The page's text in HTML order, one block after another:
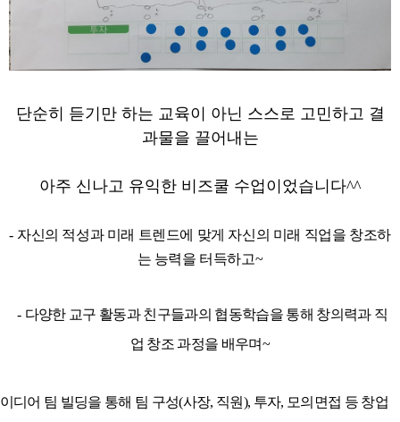
단순히 듣기만 하는 교육이 아닌 스스로 고민하고 결
과물을 끌어내는
아주 신나고 유익한 비즈쿨 수업이었습니다^^
- 자신의 적성과 미래 트렌드에 맞게 자신의 미래 직업을 창조하
는 능력을 터득하고~
- 다양한 교구 활동과 친구들과의 협동학습을 통해 창의력과 직
업 창조 과정을 배우며~
디어 팀 빌딩을 통해 팀 구성(사장, 직원), 투자, 모의면접 등 창업